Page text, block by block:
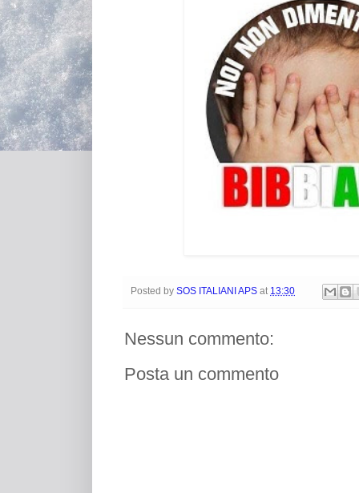
Posted by SOS ITALIANI APS at 13:30
Nessun commento:
Posta un commento